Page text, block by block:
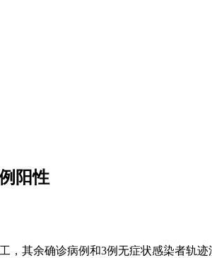
阳性
，其余确诊病例和3例无症状感染者轨